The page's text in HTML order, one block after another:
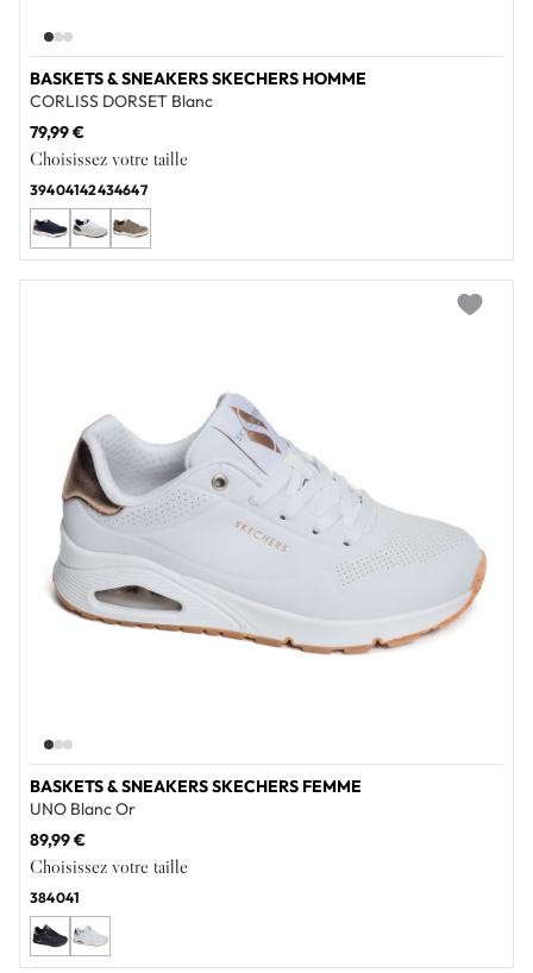
BASKETS & SNEAKERS SKECHERS HOMME
CORLISS DORSET Blanc
79,99 €
Choisissez votre taille
39404142434647
BASKETS & SNEAKERS SKECHERS FEMME
UNO Blanc Or
89,99 €
Choisissez votre taille
384041